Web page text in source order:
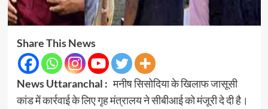
Share This News
News Uttaranchal : मनीष सिसोदिया के खिलाफ जासूसी
कांड में कार्रवाई के लिए गृह मंत्रालय ने सीबीआई को मंजूरी दे दी है।